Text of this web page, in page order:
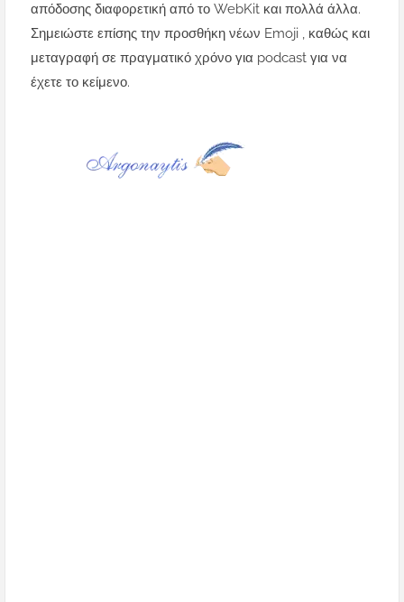
απόδοσης διαφορετική από το WebKit και πολλά άλλα.
Σημειώστε επίσης την προσθήκη νέων Emoji , καθώς και
μεταγραφή σε πραγματικό χρόνο για podcast για να
έχετε το κείμενο.